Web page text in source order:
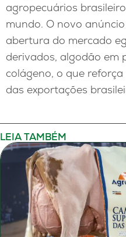
agropecuários
mundo. O novo
abertura do mercado
derivados, algodão em
colágeno, o que
das exportações
LEIA TAMBÉM